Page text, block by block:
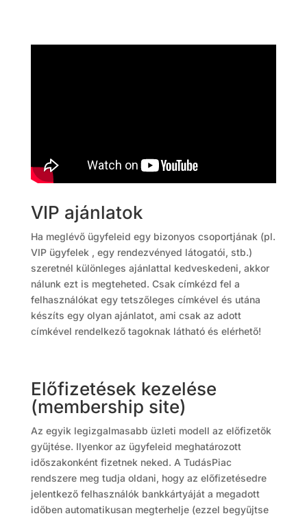
VIP ajánlatok
Ha meglévő ügyfeleid egy bizonyos csoportjának (pl.
VIP ügyfelek , egy rendezvényed látogatói, stb.)
szeretnél különleges ajánlattal kedveskedeni, akkor
nálunk ezt is megteheted. Csak címkézd fel a
felhasználókat egy tetszőleges címkével és utána
készíts egy olyan ajánlatot, ami csak az adott
címkével rendelkező tagoknak látható és elérhető!
Előfizetések kezelése
(membership site)
Az egyik legizgalmasabb üzleti modell az előfizetők
gyűjtése. Ilyenkor az ügyfeleid meghatározott
időszakonként fizetnek neked. A TudásPiac
rendszere meg tudja oldani, hogy az előfizetésedre
jelentkező felhasználók bankkártyáját a megadott
időben automatikusan megterhelje (ezzel begyűjtse